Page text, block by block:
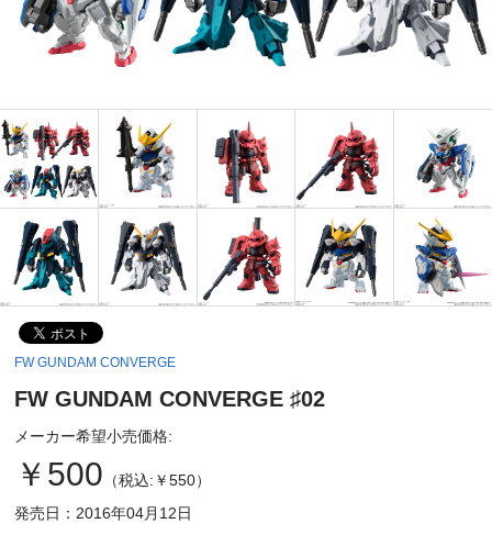
FW GUNDAM CONVERGE
FW GUNDAM CONVERGE ♯02
メーカー希望小売価格:
￥500 （税込:￥550）
発売日：2016年04月12日